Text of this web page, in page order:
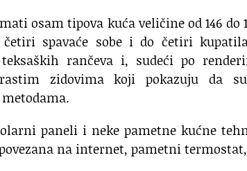
osam tipova kuća veličine od 146
spavaće sobe i do četiri
rančeva i, sudeći po
zidovima koji pokazuju da
paneli i neke pametne kućne
na internet, pametni